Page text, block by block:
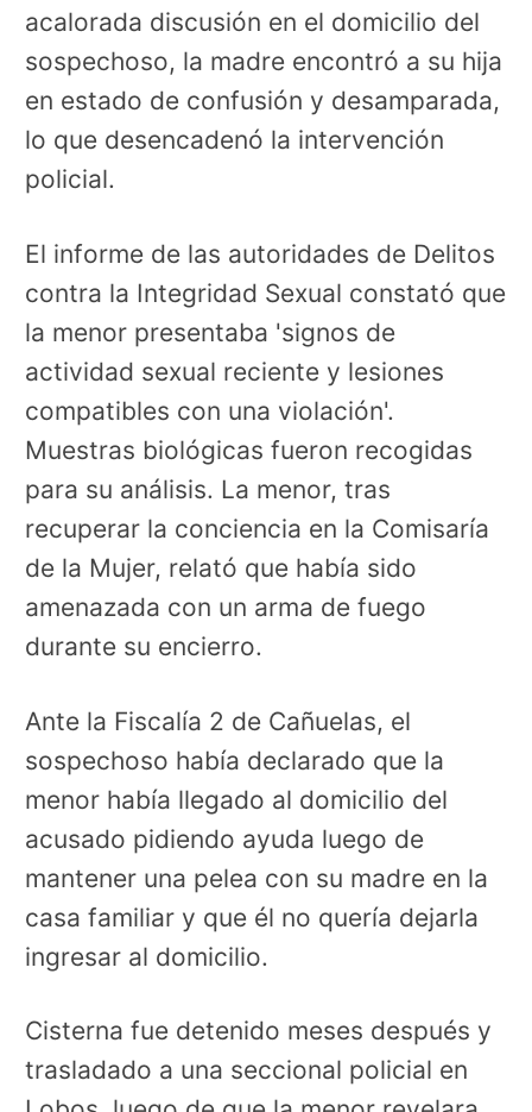
acalorada discusión en el domicilio del
sospechoso, la madre encontró a su hija
en estado de confusión y desamparada,
lo que desencadenó la intervención
policial.
El informe de las autoridades de Delitos
contra la Integridad Sexual constató que
la menor presentaba 'signos de
actividad sexual reciente y lesiones
compatibles con una violación'.
Muestras biológicas fueron recogidas
para su análisis. La menor, tras
recuperar la conciencia en la Comisaría
de la Mujer, relató que había sido
amenazada con un arma de fuego
durante su encierro.
Ante la Fiscalía 2 de Cañuelas, el
sospechoso había declarado que la
menor había llegado al domicilio del
acusado pidiendo ayuda luego de
mantener una pelea con su madre en la
casa familiar y que él no quería dejarla
ingresar al domicilio.
Cisterna fue detenido meses después y
trasladado a una seccional policial en